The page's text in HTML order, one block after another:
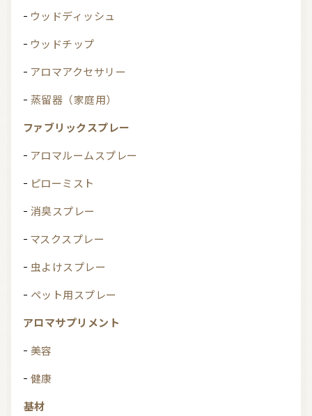
ウッドディッシュ
ウッドチップ
アロマアクセサリー
蒸留器（家庭用）
ファブリックスプレー
アロマルームスプレー
ピローミスト
消臭スプレー
マスクスプレー
虫よけスプレー
ペット用スプレー
アロマサプリメント
美容
健康
基材